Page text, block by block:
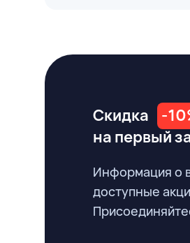
Скидка -
на первый
Информация о
доступные